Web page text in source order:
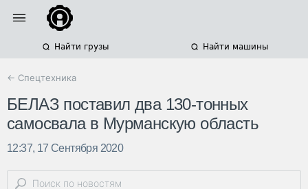
Найти грузы Найти машины
← Спецтехника
БЕЛАЗ поставил два 130-тонных
самосвала в Мурманскую область
12:37, 17 Сентября 2020